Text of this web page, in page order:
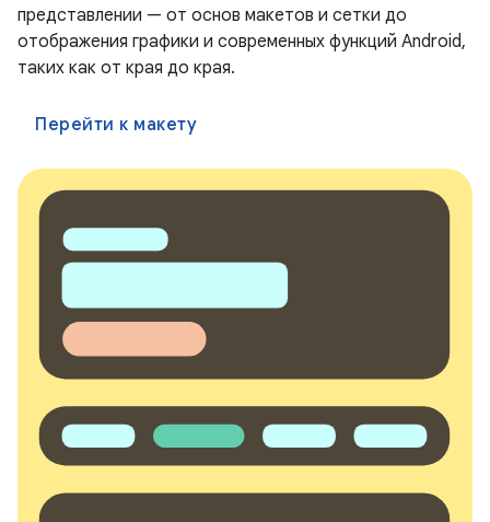
представлении — от основ макетов и сетки до
отображения графики и современных функций Android,
таких как от края до края.
Перейти к макету